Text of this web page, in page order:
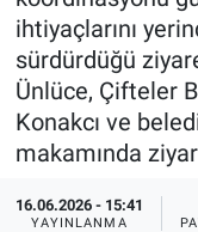
ihtiyaçlarını
sürdürdüğü
Ünlüce, Çifteler
Konakcı ve
makamında
16.06.2026 - 15:41
YAYINLANMA
TEKNOLOJİ
EKONOMİ
SPOR
ASAYİŞ
Son Dakika
Haber Arşivi